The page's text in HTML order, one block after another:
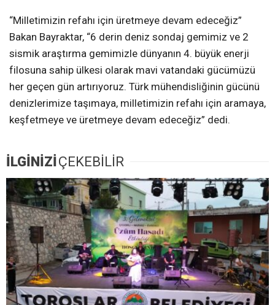
“Milletimizin refahı için üretmeye devam edeceğiz”
Bakan Bayraktar, “6 derin deniz sondaj gemimiz ve 2
sismik araştırma gemimizle dünyanın 4. büyük enerji
filosuna sahip ülkesi olarak mavi vatandaki gücümüzü
her geçen gün artırıyoruz. Türk mühendisliğinin gücünü
denizlerimize taşımaya, milletimizin refahı için aramaya,
keşfetmeye ve üretmeye devam edeceğiz” dedi.
İLGİNİZİÇEKEBİLİR